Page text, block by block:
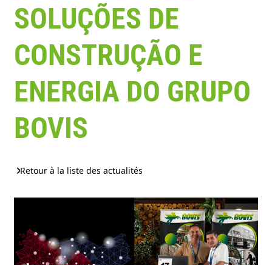
SOLUÇÕES DE
CONSTRUÇÃO E
ENERGIA DO GRUPO
BOVIS
Retour à la liste des actualités